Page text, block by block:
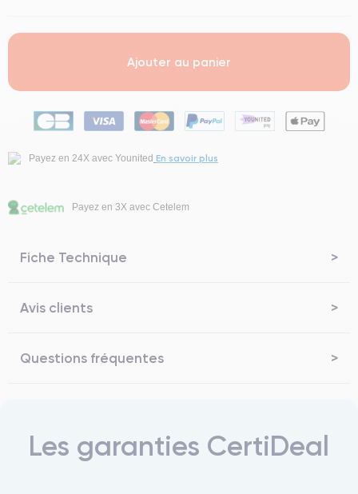
Ajouter au panier
Payez en 24X avec Younited En savoir plus
Payez en 3X avec Cetelem
Fiche Technique
Avis clients
Questions fréquentes
Les garanties CertiDeal